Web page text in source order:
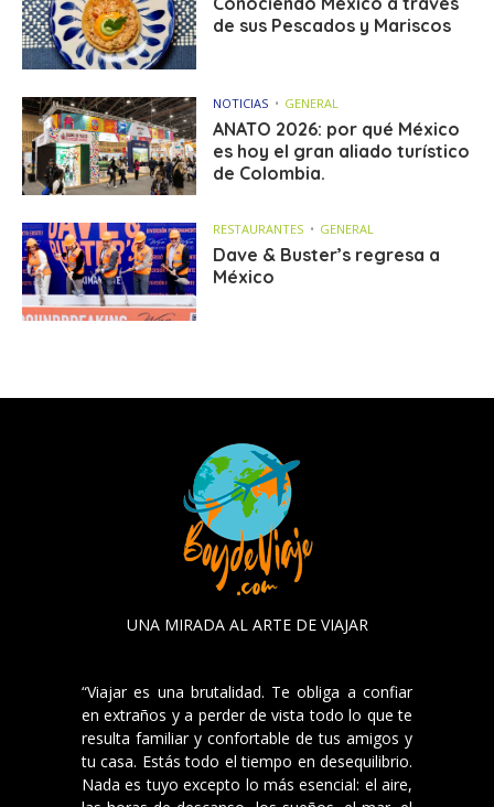
de sus Pescados y Mariscos
NOTICIAS GENERAL
ANATO 2026: por qué México
es hoy el gran aliado turístico
de Colombia.
RESTAURANTES GENERAL
Dave & Buster’s regresa a
México
UNA MIRADA AL ARTE DE VIAJAR
“Viajar es una brutalidad. Te obliga a confiar
en extraños y a perder de vista todo lo que te
resulta familiar y confortable de tus amigos y
tu casa. Estás todo el tiempo en desequilibrio.
Nada es tuyo excepto lo más esencial: el aire,